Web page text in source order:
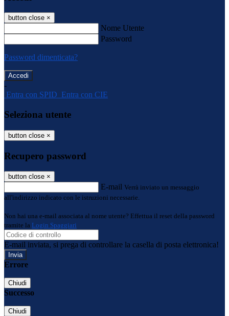
button close ×
Nome Utente
Password
Password dimenticata?
-
Entra con SPID Entra con CIE
Seleziona utente
button close ×
Recupero password
button close ×
E-mail Verrà inviato un messaggio
all'indirizzo indicato con le istruzioni necessarie.
Non hai una e-mail associata al nome utente? Effettua il reset della password
tramite la Login Spaggiari
E-mail inviata, si prega di controllare la casella di posta elettronica!
Errore
Chiudi
Successo
Chiudi